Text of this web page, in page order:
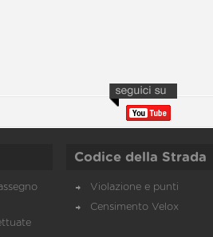
Codice della Strada
Violazione e punti
Censimento Velox